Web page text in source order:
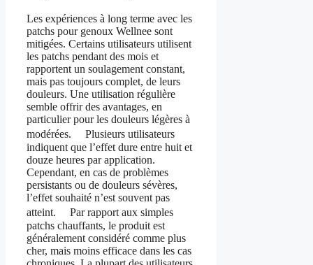
Les expériences à long terme avec les
patchs pour genoux Wellnee sont
mitigées. Certains utilisateurs utilisent
les patchs pendant des mois et
rapportent un soulagement constant,
mais pas toujours complet, de leurs
douleurs. Une utilisation régulière
semble offrir des avantages, en
particulier pour les douleurs légères à
modérées. Plusieurs utilisateurs
indiquent que l’effet dure entre huit et
douze heures par application.
Cependant, en cas de problèmes
persistants ou de douleurs sévères,
l’effet souhaité n’est souvent pas
atteint. Par rapport aux simples
patchs chauffants, le produit est
généralement considéré comme plus
cher, mais moins efficace dans les cas